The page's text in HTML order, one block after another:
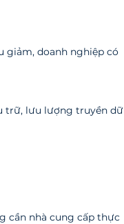
giảm, doanh nghiệp có
trữ, lưu lượng truyền dữ
cần nhà cung cấp thực